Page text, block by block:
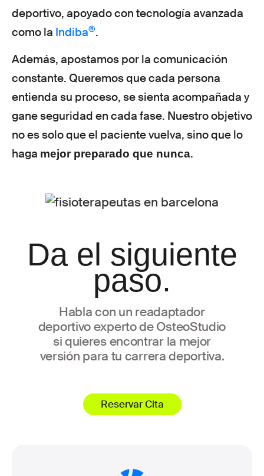
deportivo, apoyado con tecnología avanzada
como la Indiba®.
Además, apostamos por la comunicación
constante. Queremos que cada persona
entienda su proceso, se sienta acompañada y
gane seguridad en cada fase. Nuestro objetivo
no es solo que el paciente vuelva, sino que lo
haga mejor preparado que nunca.
Da el siguiente
paso.
Habla con un readaptador
deportivo experto de OsteoStudio
si quieres encontrar la mejor
versión para tu carrera deportiva.
Reservar Cita